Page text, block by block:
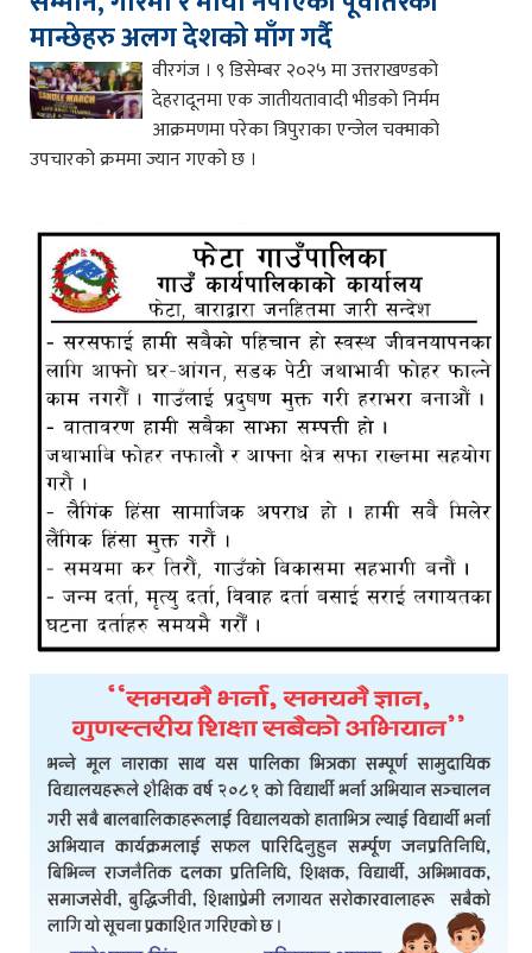
मान्छेहरु अलग देशको माँग गर्दै
वीरगंज । ९ डिसेम्बर २०२५ मा उत्तराखण्डको
देहरादूनमा एक जातीयतावादी भीडको निर्मम
आक्रमणमा परेका त्रिपुराका एन्जेल चक्माको
उपचारको क्रममा ज्यान गएको छ ।